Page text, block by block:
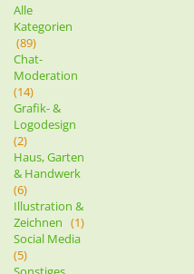
Alle
Kategorien
(89)
Chat-
Moderation
(14)
Grafik- &
Logodesign
(2)
Haus, Garten
& Handwerk
(6)
Illustration &
Zeichnen (1)
Social Media
(5)